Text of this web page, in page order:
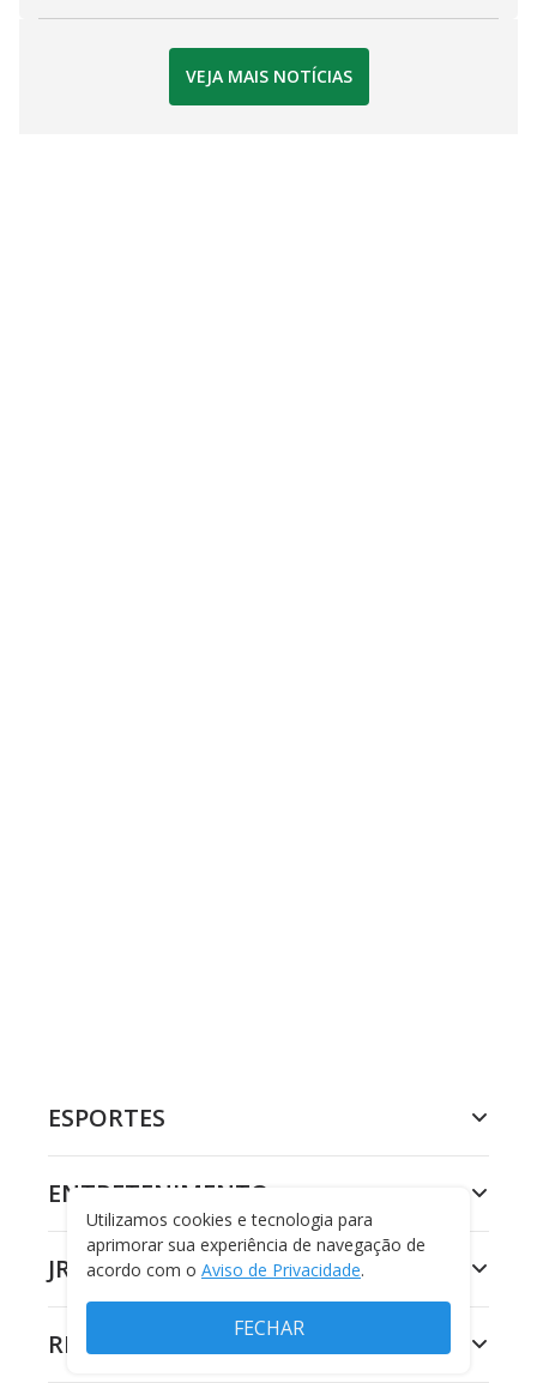
VEJA MAIS NOTÍCIAS
ESPORTES
ENTRETENIMENTO
JR 24H
RECORD
Utilizamos cookies e tecnologia para
aprimorar sua experiência de navegação de
acordo com o Aviso de Privacidade.
FECHAR